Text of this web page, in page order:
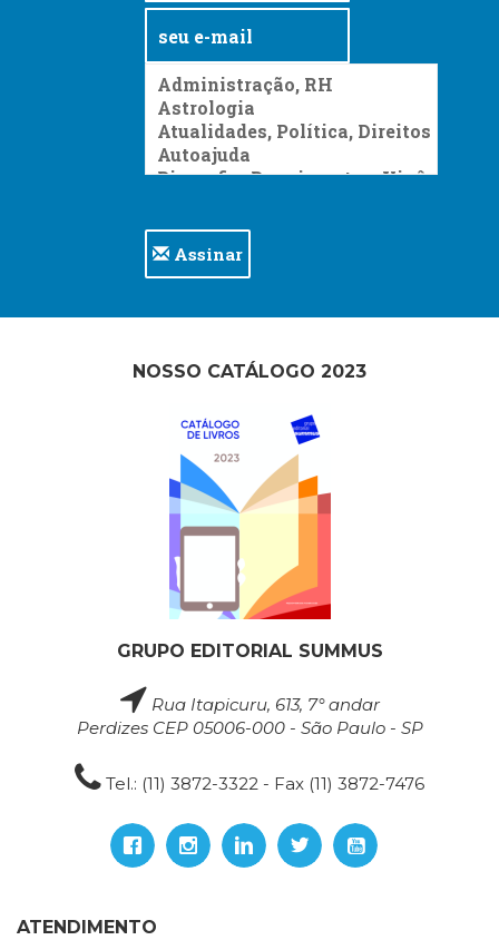
Assinar
NOSSO CATÁLOGO 2023
GRUPO EDITORIAL SUMMUS
Rua Itapicuru, 613, 7° andar
Perdizes CEP 05006-000 - São Paulo - SP
Tel.: (11) 3872-3322 - Fax (11) 3872-7476
ATENDIMENTO